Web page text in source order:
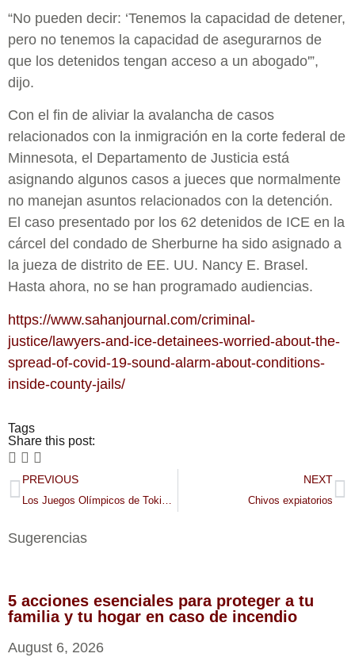
“No pueden decir: ‘Tenemos la capacidad de detener,
pero no tenemos la capacidad de asegurarnos de
que los detenidos tengan acceso a un abogado'”,
dijo.
Con el fin de aliviar la avalancha de casos
relacionados con la inmigración en la corte federal de
Minnesota, el Departamento de Justicia está
asignando algunos casos a jueces que normalmente
no manejan asuntos relacionados con la detención.
El caso presentado por los 62 detenidos de ICE en la
cárcel del condado de Sherburne ha sido asignado a
la jueza de distrito de EE. UU. Nancy E. Brasel.
Hasta ahora, no se han programado audiencias.
https://www.sahanjournal.com/criminal-
justice/lawyers-and-ice-detainees-worried-about-the-
spread-of-covid-19-sound-alarm-about-conditions-
inside-county-jails/
Tags
Share this post:
PREVIOUS
Los Juegos Olímpicos de Tokio se posponen hasta el 2021
NEXT
Chivos expiatorios
Sugerencias
5 acciones esenciales para proteger a tu
familia y tu hogar en caso de incendio
August 6, 2026